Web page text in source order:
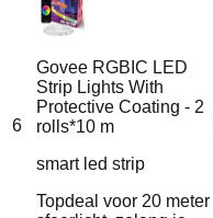
6
Govee RGBIC LED
Strip Lights With
Protective Coating - 2
rolls*10 m
smart led strip
Topdeal voor 20 meter